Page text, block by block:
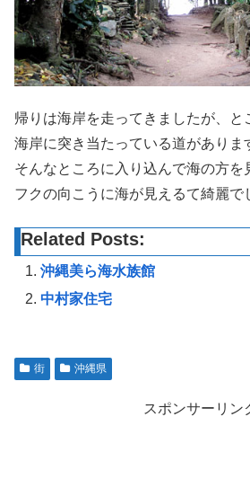
帰りは海岸を走ってきましたが、と
海岸に突き当たっている道がありま
そんなところに入り込んで海の方を
フクの向こうに海が見えるて綺麗で
Related Posts:
沖縄美ら海水族館
中村家住宅
街 沖縄県
スポンサーリン